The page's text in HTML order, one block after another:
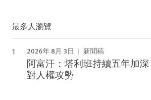
最多人瀏覽
2026年 8月 3日 新聞稿
阿富汗：塔利班持續五年加深
對人權攻勢